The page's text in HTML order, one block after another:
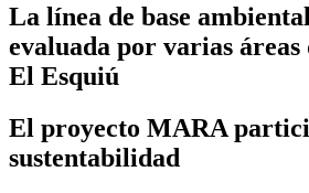
La línea de base
evaluada por varias
El Esquiú
El proyecto MARA
sustentabilidad